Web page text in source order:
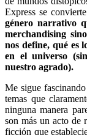
Express se
género narrativo
merchandising
nos define, qué es
en el universo
nuestro agrado).
Me sigue
temas que
ninguna manera
son más un acto de
ficción que